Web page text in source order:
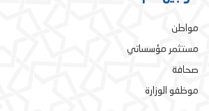
مواطن
مستثمر مؤسساتي
صحافة
موظفو الوزارة